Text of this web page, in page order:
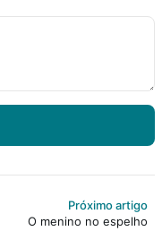
Próximo artigo
O menino no espelho